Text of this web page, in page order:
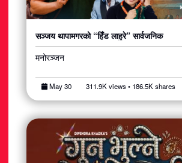
सञ्जय थापामगरको “हिँड लाहुरे” सार्वजनिक
मनोरञ्जन
May 30 311.9K views • 186.5K shares